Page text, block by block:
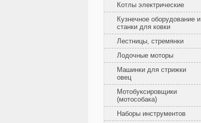
Котлы электрические
Кузнечное оборудование и
станки для ковки
Лестницы, стремянки
Лодочные моторы
Машинки для стрижки
овец
Мотобуксировщики
(мотособака)
Наборы инструментов